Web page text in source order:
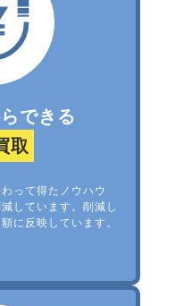
できる
取
って得たノウハウ
しています。削減し
に反映しています。